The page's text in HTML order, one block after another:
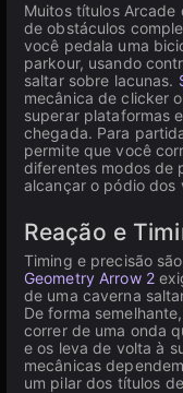
Muitos títulos
de obstáculos
você pedala uma
parkour, usando
saltar sobre lacunas.
mecânica de clicker
superar plataformas
chegada. Para
permite que você
diferentes modos de
alcançar o pódio dos
Reação e
Timing e precisão
Geometry Arrow 2
de uma caverna
De forma semelhante,
correr de uma onda
e os leva de volta à
mecânicas
um pilar dos títulos de